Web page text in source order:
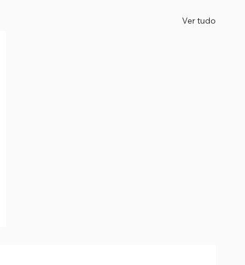
Ver tudo